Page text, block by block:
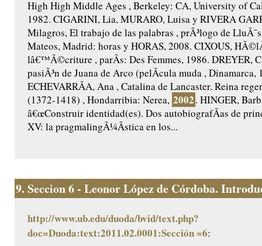
High High Middle Ages , Berkeley: CA, University of
1982. CIGARINI, Lia, MURARO, Luisa y RIVERA
Milagros, El trabajo de las palabras , prÃ³logo de
Mateos, Madrid: horas y HORAS, 2008. CIXOUS,
lâ€™Ã©criture , parÃ­s: Des Femmes, 1986. DREYER,
pasiÃ³n de Juana de Arco (pelÃ­cula muda , Dinamarca,
ECHEVARRÃA, Ana , Catalina de Lancaster. Reina
(1372-1418) , Hondarribia: Nerea, 2002. HINGER,
â€œConstruir identidad(es). Dos autobiografÃ­as de
XV: la pragmalingÃ¼Ã­stica en los...
9. Seccion 6 - Leonor López de Córdoba.
http://www.ub.edu/duoda/bvid/text.php?
doc=Duoda:text:2011.02.0001:Sección =6: